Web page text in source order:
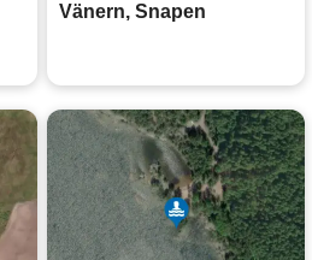
Vänern, Snapen